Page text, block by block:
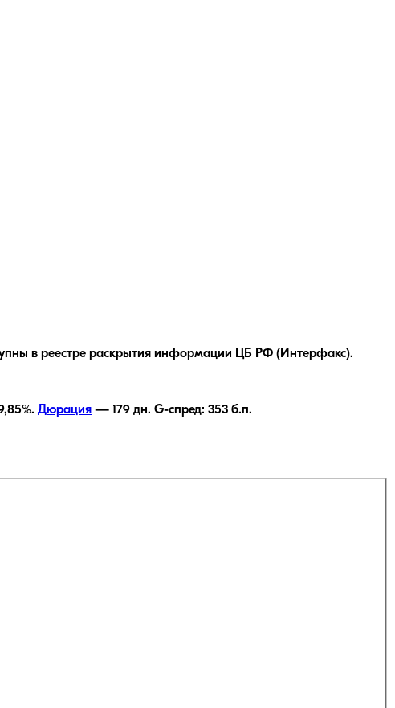
в реестре раскрытия информации ЦБ РФ (Интерфакс).
%. Дюрация — 179 дн. G-спред: 353 б.п.